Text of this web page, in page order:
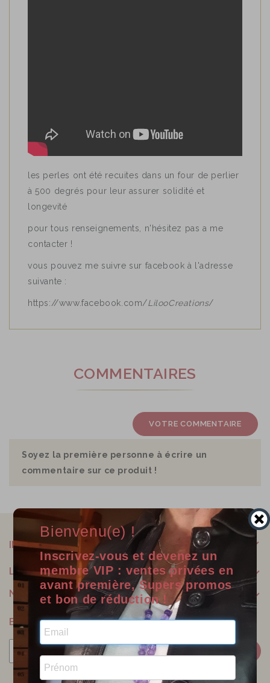
les perles ont été recuites dans un four de perlier
à 500 degrés pour leur assurer solidité et
longevité
pour tous renseignements, n'hésitez pas a me
contacter !
vous pouvez me suivre sur facebook à l'adresse
suivante :
https://www.facebook.com/LilooCreations/
COMMENTAIRES
VOTRE COMMENTAIRE
Soyez la première personne à écrire un
commentaire sur ce produit !
INFORMATIONS
LILOO CRÉATIONS
NOTRE SOCIÉTÉ
BULLETIN
Bienvenu(e) !
Inscrivez-vous et devenez un
membre VIP : ventes privées en
avant première, Supers promos
et bon de réduction !